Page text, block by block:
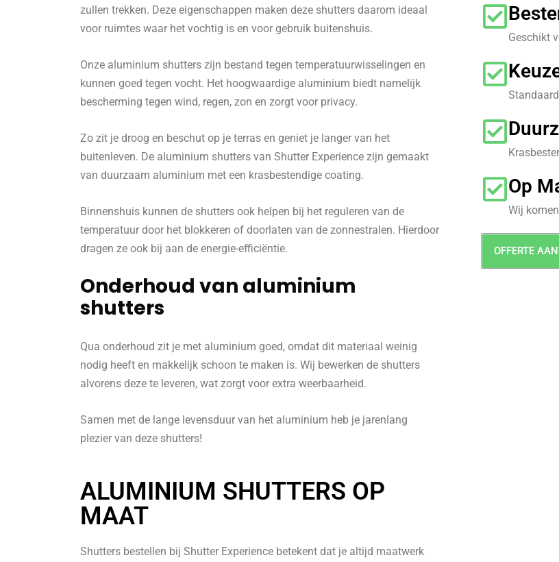
zullen trekken. Deze eigenschappen maken deze shutters daarom ideaal
voor ruimtes waar het vochtig is en voor gebruik buitenshuis.
Onze aluminium shutters zijn bestand tegen temperatuurwisselingen en
kunnen goed tegen vocht. Het hoogwaardige aluminium biedt namelijk
bescherming tegen wind, regen, zon en zorgt voor privacy.
Zo zit je droog en beschut op je terras en geniet je langer van het
buitenleven. De aluminium shutters van Shutter Experience zijn gemaakt
van duurzaam aluminium met een krasbestendige coating.
Binnenshuis kunnen de shutters ook helpen bij het reguleren van de
temperatuur door het blokkeren of doorlaten van de zonnestralen. Hierdoor
dragen ze ook bij aan de energie-efficiëntie.
Onderhoud van aluminium
shutters
Qua onderhoud zit je met aluminium goed, omdat dit materiaal weinig
nodig heeft en makkelijk schoon te maken is. Wij bewerken de shutters
alvorens deze te leveren, wat zorgt voor extra weerbaarheid.
Samen met de lange levensduur van het aluminium heb je jarenlang
plezier van deze shutters!
ALUMINIUM SHUTTERS OP
MAAT
Shutters bestellen bij Shutter Experience betekent dat je altijd maatwerk
Geschikt
Op
Wij
OFFERTE